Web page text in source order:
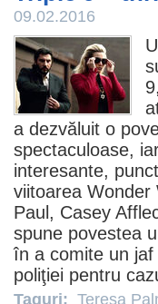
09.02.2016
9
a dezvăluit o
spectaculoase,
interesante,
viitoarea Wonder
Paul , Casey
spune povestea
în a comite un jaf
poliţiei pentru
Taguri: Teresa